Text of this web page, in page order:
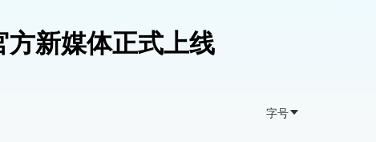
新媒体正式上线
字号